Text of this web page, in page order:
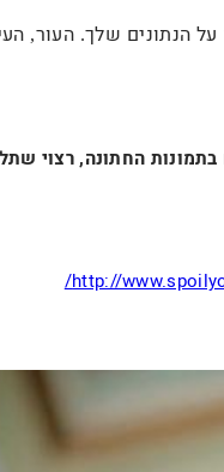
על הנתונים שלך.העור,
החתונה, רצוי